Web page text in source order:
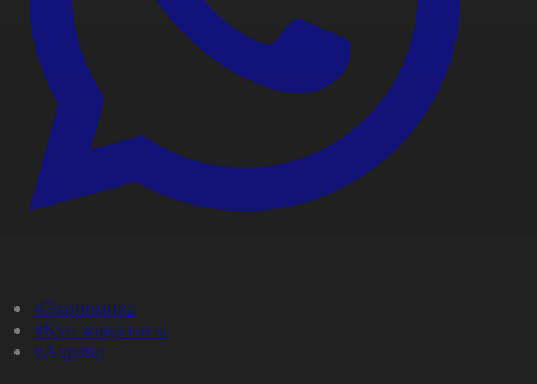
#Экономика
#Күн жаңалығы
#Aqparat